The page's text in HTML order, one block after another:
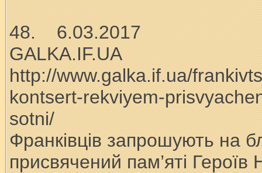
48. 6.03.2017
GALKA.IF.UA
http://www.galka.if.ua/
kontsert-rekviyem-
sotni/
Франківців запрошують на
присвячений пам’яті Героїв